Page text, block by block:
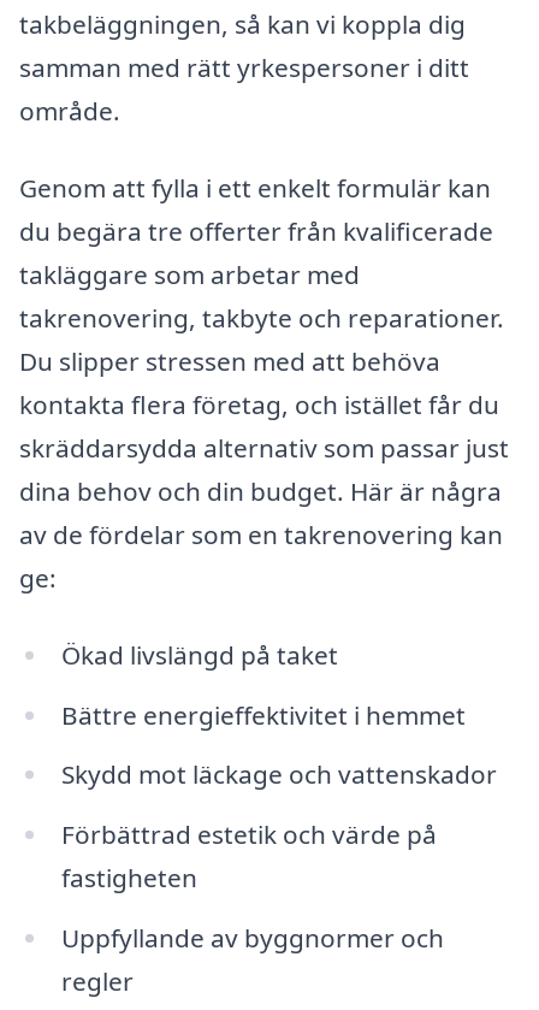
takbeläggningen, så kan vi koppla dig
samman med rätt yrkespersoner i ditt
område.
Genom att fylla i ett enkelt formulär kan
du begära tre offerter från kvalificerade
takläggare som arbetar med
takrenovering, takbyte och reparationer.
Du slipper stressen med att behöva
kontakta flera företag, och istället får du
skräddarsydda alternativ som passar just
dina behov och din budget. Här är några
av de fördelar som en takrenovering kan
ge:
Ökad livslängd på taket
Bättre energieffektivitet i hemmet
Skydd mot läckage och vattenskador
Förbättrad estetik och värde på
fastigheten
Uppfyllande av byggnormer och
regler